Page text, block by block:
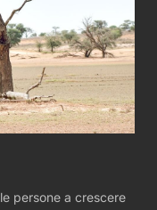
persone a crescere